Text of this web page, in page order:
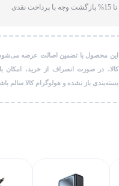
تا 15% بازگشت وجه با پرداخت نقدی
این محصول با تضمین اصالت عرضه
کالا، در صورت انصراف از خرید، امکان
بسته‌بندی باز نشده و هولوگرام کالا سالم